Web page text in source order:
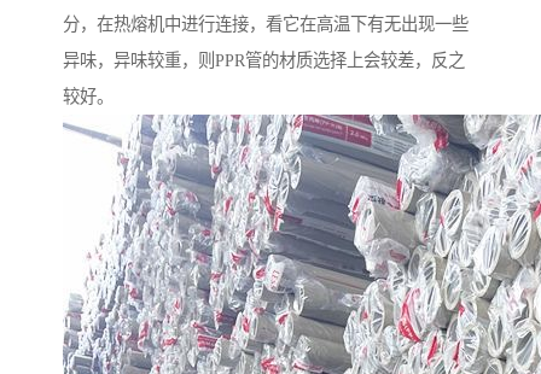
分，在热熔机中进行连接，看它在高温下有无出现一些
异味，异味较重，则PPR管的材质选择上会较差，反之
较好。